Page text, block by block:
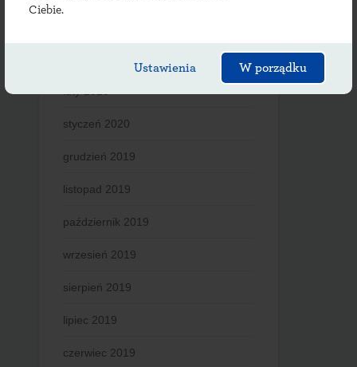
Ciebie.
Ustawienia W porządku
styczeń 2020
grudzień 2019
listopad 2019
październik 2019
wrzesień 2019
sierpień 2019
lipiec 2019
czerwiec 2019